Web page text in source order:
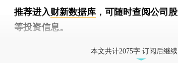
推荐进入财新数据库 ，可随时查阅公司
等投资信息。
本文共计2075字 订阅后继